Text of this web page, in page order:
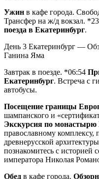
Ужин в кафе города.
Трансфер на ж/д вокзал.
поезда в Екатеринбург.
День 3 Екатеринбург —
Ганина Яма
Завтрак в поезде. *06:54
Екатеринбург. Встреча с
автобусы.
Посещение границы
шампанского и
Экскурсия по
православному комплексу,
древнерусской
познакомитесь с историей
императора Николая
Обед в кафе города.